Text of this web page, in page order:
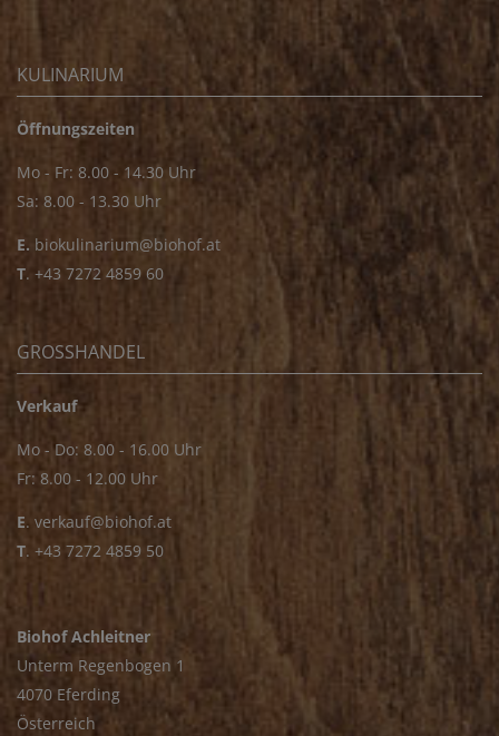
KULINARIUM
Öffnungszeiten
Mo - Fr: 8.00 - 14.30 Uhr
Sa: 8.00 - 13.30 Uhr
E. biokulinarium@biohof.at
T. +43 7272 4859 60
GROSSHANDEL
Verkauf
Mo - Do: 8.00 - 16.00 Uhr
Fr: 8.00 - 12.00 Uhr
E. verkauf@biohof.at
T. +43 7272 4859 50
Biohof Achleitner
Unterm Regenbogen 1
4070 Eferding
Österreich